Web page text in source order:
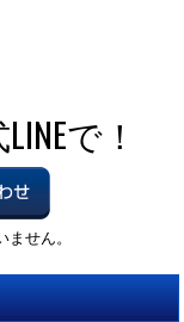
で！
せん。